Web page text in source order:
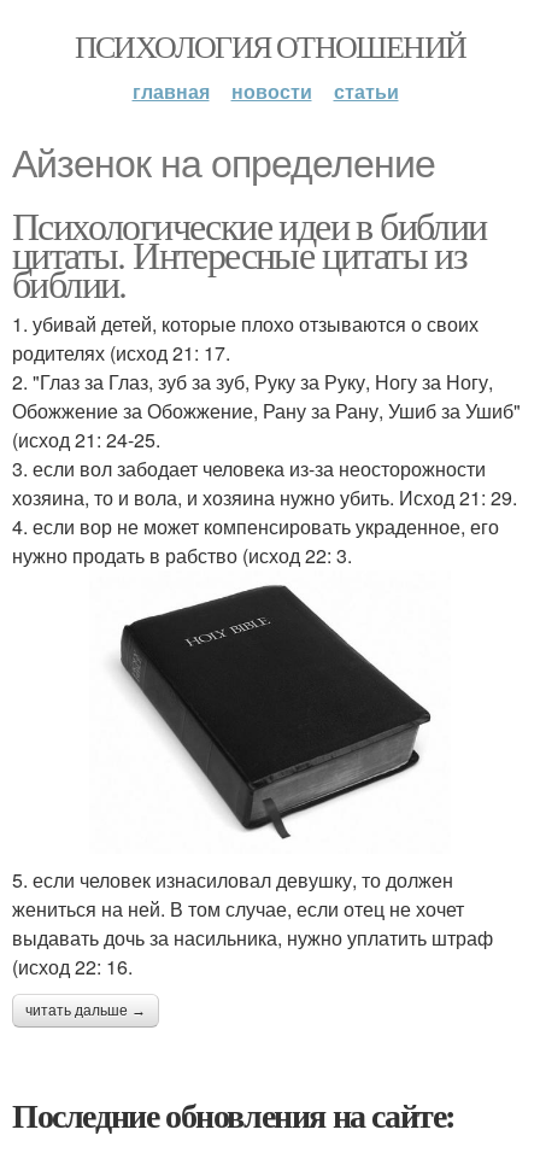
ПСИХОЛОГИЯ ОТНОШЕНИЙ
главная новости статьи
Айзенок на определение
Психологические идеи в библии
цитаты. Интересные цитаты из
библии.
1. убивай детей, которые плохо отзываются о своих
родителях (исход 21: 17.
2. "Глаз за Глаз, зуб за зуб, Руку за Руку, Ногу за Ногу,
Обожжение за Обожжение, Рану за Рану, Ушиб за Ушиб"
(исход 21: 24-25.
3. если вол забодает человека из-за неосторожности
хозяина, то и вола, и хозяина нужно убить. Исход 21: 29.
4. если вор не может компенсировать украденное, его
нужно продать в рабство (исход 22: 3.
5. если человек изнасиловал девушку, то должен
жениться на ней. В том случае, если отец не хочет
выдавать дочь за насильника, нужно уплатить штраф
(исход 22: 16.
читать дальше →
Последние обновления на сайте: